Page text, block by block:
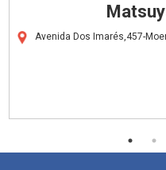
Avenida Dos Imarés,457-